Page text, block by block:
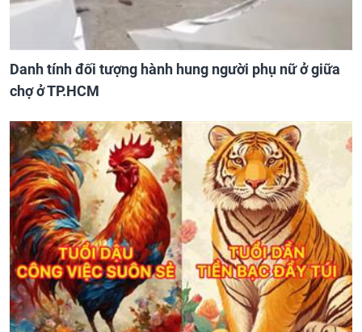
Danh tính đối tượng hành hung người phụ nữ ở giữa
chợ ở TP.HCM